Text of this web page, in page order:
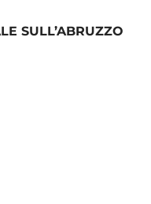
SULL’ABRUZZO